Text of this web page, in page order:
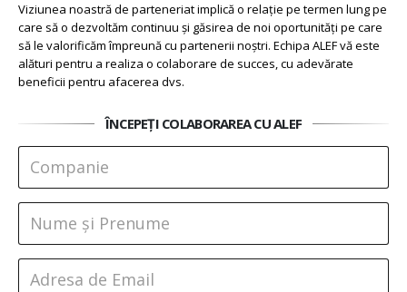
Viziunea noastră de parteneriat implică o relație pe termen lung pe
care să o dezvoltăm continuu și găsirea de noi oportunități pe care
să le valorificăm împreună cu partenerii noștri. Echipa ALEF vă este
alături pentru a realiza o colaborare de succes, cu adevărate
beneficii pentru afacerea dvs.
ÎNCEPEȚI COLABORAREA CU ALEF